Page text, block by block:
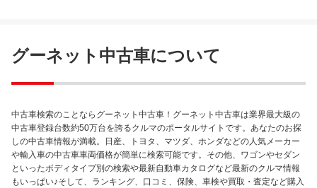
グーネット中古車について
中古車検索のことならグーネット中古車！グーネット中古車は業界最大級の
中古車登録台数約50万台を誇るクルマのポータルサイトです。あなたのお探
しの中古車情報が満載。日産、トヨタ、マツダ、ホンダなどの人気メーカー
や輸入車の中古車車両価格が簡単に検索可能です。その他、ワゴンやセダン
といったボディタイプ別の検索や最新自動車カタログなど最新のクルマ情報
もいっぱい♪そして、ランキング、口コミ、保険、車検や買取・査定など購入